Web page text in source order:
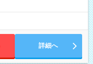
詳細へ